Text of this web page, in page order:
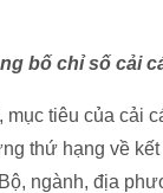
bố chỉ số cải
tiêu của cải
thứ hạng về
ngành, địa